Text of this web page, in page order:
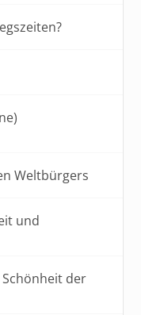
Weltbürgers
und
der